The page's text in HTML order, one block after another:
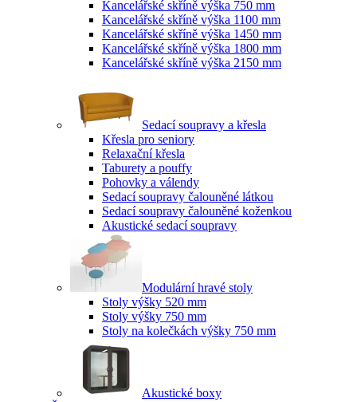
Kancelářské skříně výška 750 mm
Kancelářské skříně výška 1100 mm
Kancelářské skříně výška 1450 mm
Kancelářské skříně výška 1800 mm
Kancelářské skříně výška 2150 mm
Sedací soupravy a křesla
Křesla pro seniory
Relaxační křesla
Taburety a pouffy
Pohovky a válendy
Sedací soupravy čalouněné látkou
Sedací soupravy čalouněné koženkou
Akustické sedací soupravy
Modulární hravé stoly
Stoly výšky 520 mm
Stoly výšky 750 mm
Stoly na kolečkách výšky 750 mm
Akustické boxy